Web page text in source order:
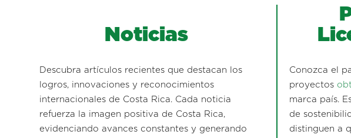
Noticias
Descubra artículos recientes que destacan los
logros, innovaciones y reconocimientos
internacionales de Costa Rica. Cada noticia
refuerza la imagen positiva de Costa Rica,
evidenciando avances constantes y generando
Conozca el
proyectos
marca país.
de
distinguen a